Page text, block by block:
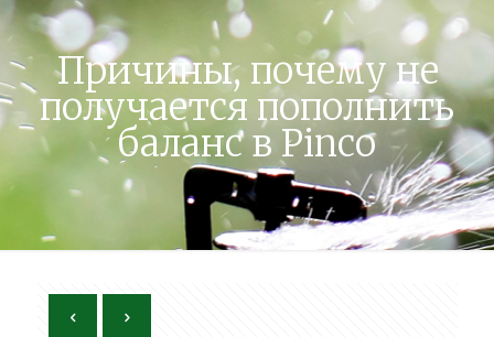
Причины, почему не
получается пополнить
баланс в Pinco